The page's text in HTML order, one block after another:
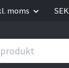
moms SEK